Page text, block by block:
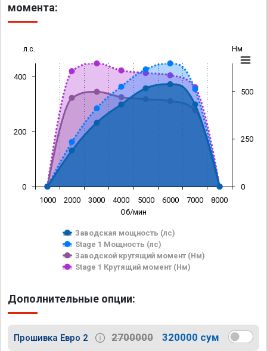
момента:
Об/мин
л.с. Нм
Заводская мощность (лс)
Stage 1 Мощность (лс)
Заводской крутящий момент (Нм)
Stage 1 Крутящий момент (Нм)
1000 2000 3000 4000 5000 6000 7000 8000
0
200
400
0
250
500
Дополнительные опции:
Прошивка Евро 2 2700000 320000 сум